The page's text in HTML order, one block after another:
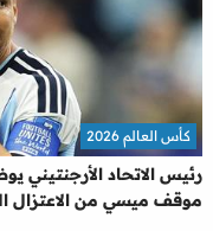
رئيس الاتحاد الأرجنتيني
موقف ميسي من الاعتزال
كأس العالم 2026